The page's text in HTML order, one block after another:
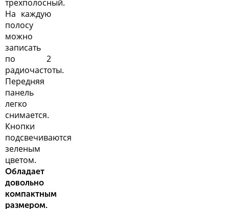
трехполосный.
На каждую
полосу
можно
записать
по 2
радиочастоты.
Передняя
панель
легко
снимается.
Кнопки
подсвечиваются
зеленым
цветом.
Обладает
довольно
компактным
размером.